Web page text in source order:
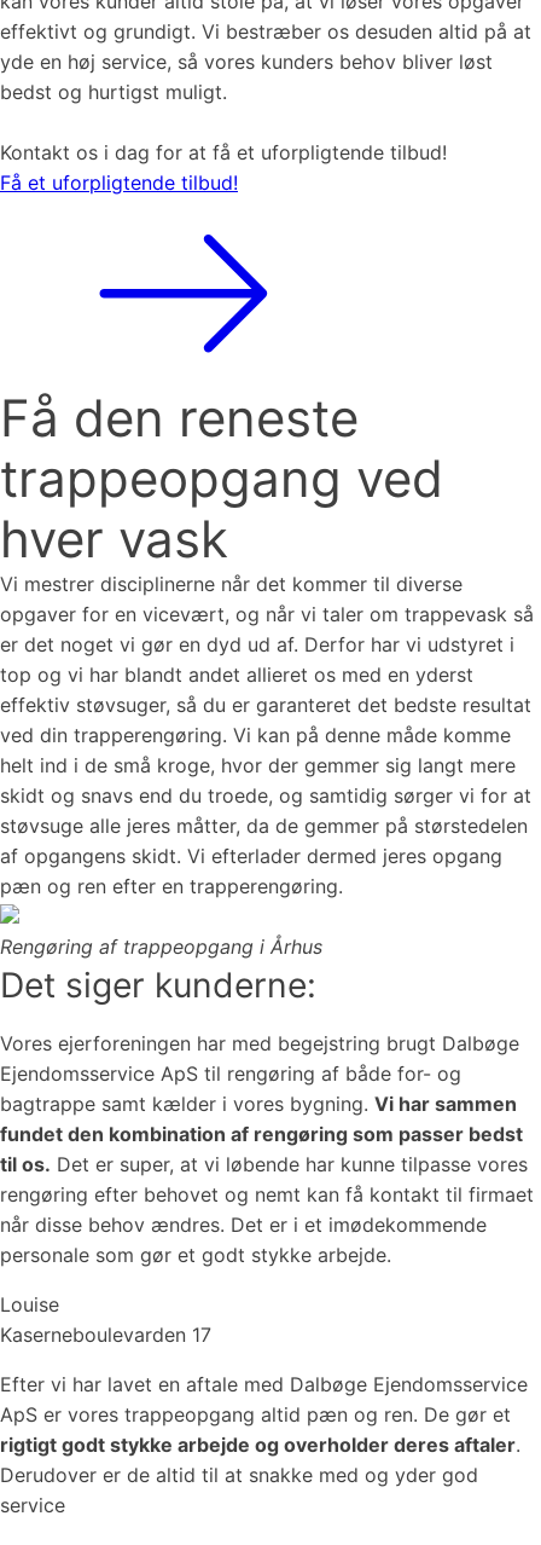
effektivt og grundigt. Vi bestræber os desuden altid på at
yde en høj service, så vores kunders behov bliver løst
bedst og hurtigst muligt.
Kontakt os i dag for at få et uforpligtende tilbud!
Få et uforpligtende tilbud!
Få den reneste
trappeopgang ved
hver vask
Vi mestrer disciplinerne når det kommer til diverse
opgaver for en vicevært, og når vi taler om trappevask så
er det noget vi gør en dyd ud af. Derfor har vi udstyret i
top og vi har blandt andet allieret os med en yderst
effektiv støvsuger, så du er garanteret det bedste resultat
ved din trapperengøring. Vi kan på denne måde komme
helt ind i de små kroge, hvor der gemmer sig langt mere
skidt og snavs end du troede, og samtidig sørger vi for at
støvsuge alle jeres måtter, da de gemmer på størstedelen
af opgangens skidt. Vi efterlader dermed jeres opgang
pæn og ren efter en trapperengøring.
Rengøring af trappeopgang i Århus
Det siger kunderne:
Vores ejerforeningen har med begejstring brugt Dalbøge
Ejendomsservice ApS til rengøring af både for- og
bagtrappe samt kælder i vores bygning. Vi har sammen
fundet den kombination af rengøring som passer bedst
til os. Det er super, at vi løbende har kunne tilpasse vores
rengøring efter behovet og nemt kan få kontakt til firmaet
når disse behov ændres. Det er i et imødekommende
personale som gør et godt stykke arbejde.
Louise
Kaserneboulevarden 17
Efter vi har lavet en aftale med Dalbøge Ejendomsservice
ApS er vores trappeopgang altid pæn og ren. De gør et
rigtigt godt stykke arbejde og overholder deres aftaler.
Derudover er de altid til at snakke med og yder god
service